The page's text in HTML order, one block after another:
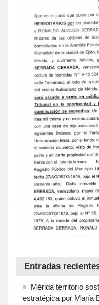
Entradas
Mérida territorio
estratégica por María